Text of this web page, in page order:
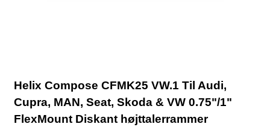
Helix Compose CFMK25 VW.1 Til Audi,
Cupra, MAN, Seat, Skoda & VW 0.75"/1"
FlexMount Diskant højttalerrammer